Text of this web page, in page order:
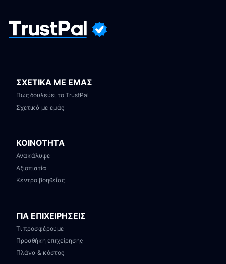
ΣΧΕΤΙΚΑ ΜΕ ΕΜΑΣ
Πως δουλεύει το TrustPal
Σχετικά με εμάς
ΚΟΙΝΟΤΗΤΑ
Ανακάλυψε
Αξιοπιστία
Κέντρο βοηθείας
ΓΙΑ ΕΠΙΧΕΙΡΗΣΕΙΣ
Τι προσφέρουμε
Προσθήκη επιχείρησης
Πλάνα & κόστος